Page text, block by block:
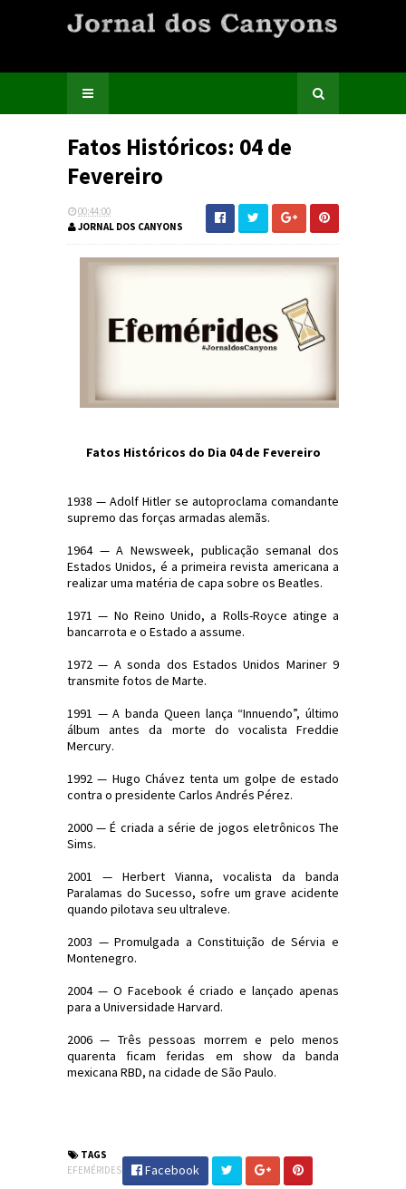
Fatos Históricos: 04 de
Fevereiro
00:44:00
JORNAL DOS CANYONS
Fatos Históricos do Dia 04 de Fevereiro
1938 — Adolf Hitler se autoproclama comandante
supremo das forças armadas alemãs.
1964 — A Newsweek, publicação semanal dos
Estados Unidos, é a primeira revista americana a
realizar uma matéria de capa sobre os Beatles.
1971 — No Reino Unido, a Rolls-Royce atinge a
bancarrota e o Estado a assume.
1972 — A sonda dos Estados Unidos Mariner 9
transmite fotos de Marte.
1991 — A banda Queen lança “Innuendo”, último
álbum antes da morte do vocalista Freddie
Mercury.
1992 — Hugo Chávez tenta um golpe de estado
contra o presidente Carlos Andrés Pérez.
2000 — É criada a série de jogos eletrônicos The
Sims.
2001 — Herbert Vianna, vocalista da banda
Paralamas do Sucesso, sofre um grave acidente
quando pilotava seu ultraleve.
2003 — Promulgada a Constituição de Sérvia e
Montenegro.
2004 — O Facebook é criado e lançado apenas
para a Universidade Harvard.
2006 — Três pessoas morrem e pelo menos
quarenta ficam feridas em show da banda
mexicana RBD, na cidade de São Paulo.
TAGS
EFEMÉRIDES
Facebook